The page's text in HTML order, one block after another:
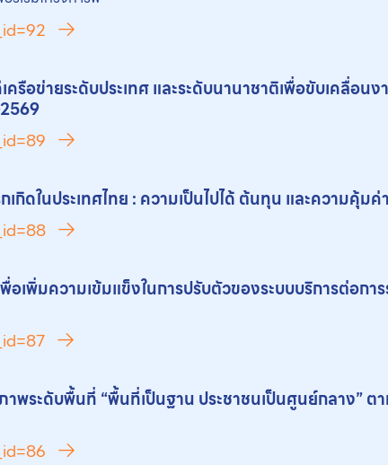
อข่ายระดับประเทศ และระดับนานาชาติเพื่อขับเคลื่อน
กิดในประเทศไทย : ความเป็นไปได้ ต้นทุน และความคุ้ม
เพิ่มความเข้มแข็งในการปรับตัวของระบบบริการต่อก
พระดับพื้นที่ “พื้นที่เป็นฐาน ประชาชนเป็นศูนย์กลาง”